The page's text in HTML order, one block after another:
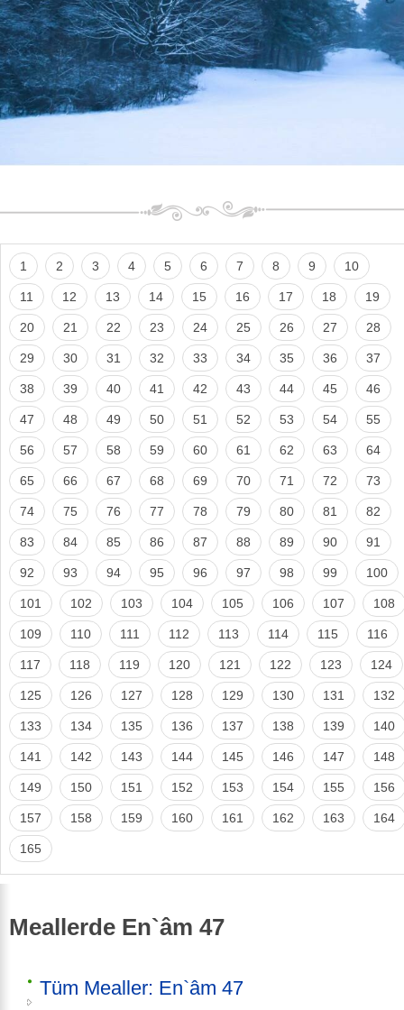
1 2 3 4 5 6 7 8 9 10
11 12 13 14 15 16 17 18 19
20 21 22 23 24 25 26 27 28
29 30 31 32 33 34 35 36 37
38 39 40 41 42 43 44 45 46
47 48 49 50 51 52 53 54 55
56 57 58 59 60 61 62 63 64
65 66 67 68 69 70 71 72 73
74 75 76 77 78 79 80 81 82
83 84 85 86 87 88 89 90 91
92 93 94 95 96 97 98 99 100
101 102 103 104 105 106 107 108
109 110 111 112 113 114 115 116
117 118 119 120 121 122 123 124
125 126 127 128 129 130 131 132
133 134 135 136 137 138 139 140
141 142 143 144 145 146 147 148
149 150 151 152 153 154 155 156
157 158 159 160 161 162 163 164
165
Meallerde En`âm 47
Tüm Mealler: En`âm 47